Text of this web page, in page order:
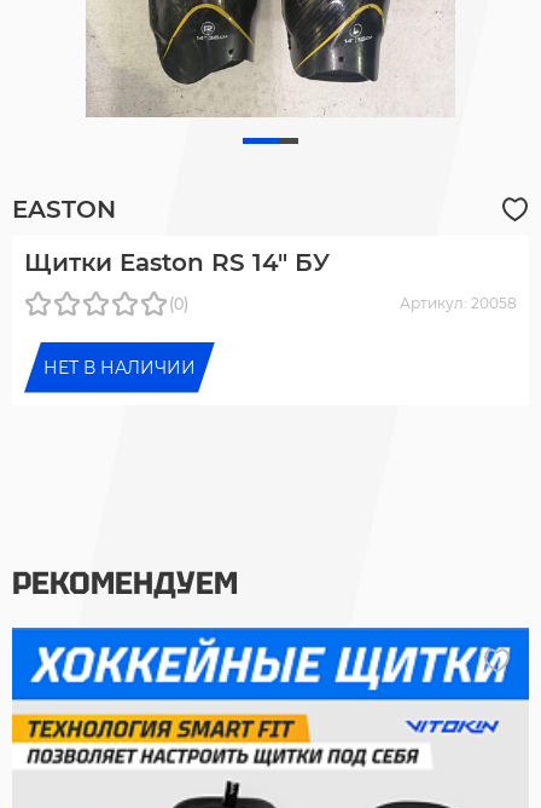
EASTON
Щитки Easton RS 14" БУ
(0) Артикул: 20058
НЕТ В НАЛИЧИИ
РЕКОМЕНДУЕМ